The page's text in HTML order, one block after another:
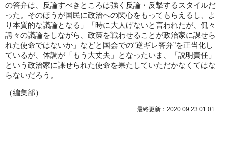
の答弁は、反論すべきところは強く反論・反撃するスタイルだ
った。そのほうが国民に政治への関心をもってもらえるし、よ
り本質的な議論となる」「時に大人げないと言われたが、侃々
諤々の議論をしながら、政策を戦わせることが政治家に課せら
れた使命ではないか」などと国会での“逆ギレ答弁”を正当化し
ているが、体調が「もう大丈夫」となったいま、「説明責任」
という政治家に課せられた使命を果たしていただかなくてはな
らないだろう。
（編集部）
最終更新：2020.09.23 01:01